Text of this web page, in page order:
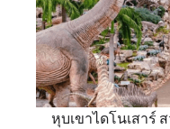
หุบเขาไดโนเสาร์